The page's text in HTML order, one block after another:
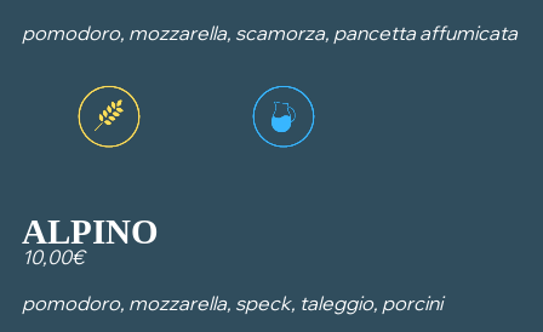
pomodoro, mozzarella, scamorza, pancetta affumicata
ALPINO
10,00€
pomodoro, mozzarella, speck, taleggio, porcini